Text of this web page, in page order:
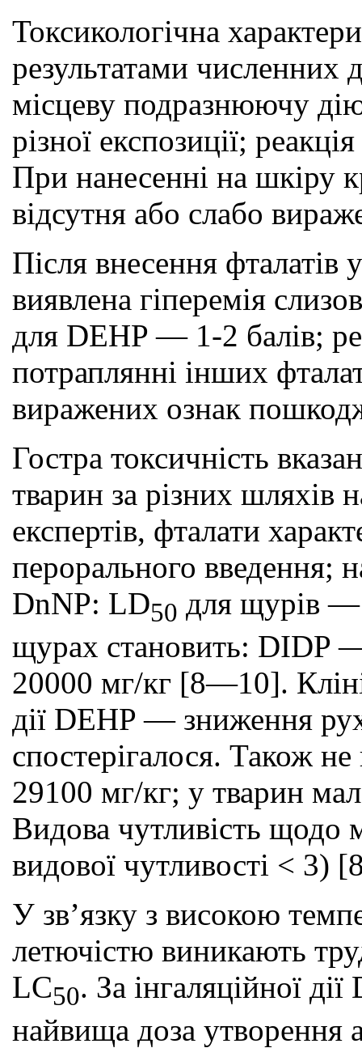
Токсикологічна
результатами
місцеву подразнюючу
різної експозиції;
При нанесенні на шкіру
відсутня або слабо
Після внесення
виявлена гіперемія
для DEHP — 1-2 балів;
потраплянні інших
виражених ознак
Гостра токсичність
тварин за різних шляхів
експертів, фталати
перорального введення;
DnNP: LD50 для щурів —
щурах становить: DIDP
20000 мг/кг [8—10].
дії DEHP — зниження
спостерігалося. Також
29100 мг/кг; у тварин
Видова чутливість щодо
видової чутливості < 3)
У зв’язку з високою
летючістю виникають
LC50. За інгаляційної
найвища доза утворення